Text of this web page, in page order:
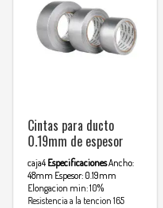
Cintas para ducto
0.19mm de espesor
caja4 EspecificacionesAncho:
48mm Espesor: 0.19mm
Elongacion min: 10%
Resistencia a la tencion 165